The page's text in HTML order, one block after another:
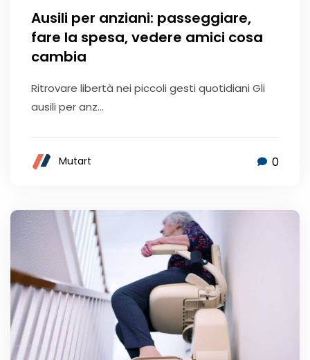
Ausili per anziani: passeggiare,
fare la spesa, vedere amici cosa
cambia
Ritrovare libertà nei piccoli gesti quotidiani Gli
ausili per anz...
Mutart 0